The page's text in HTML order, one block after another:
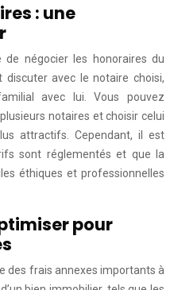
: une
négocier les honoraires du
avec le notaire choisi,
avec lui. Vous pouvez
notaires et choisir celui
attractifs. Cependant, il est
sont réglementés et que la
éthiques et professionnelles
pour
des frais annexes importants à